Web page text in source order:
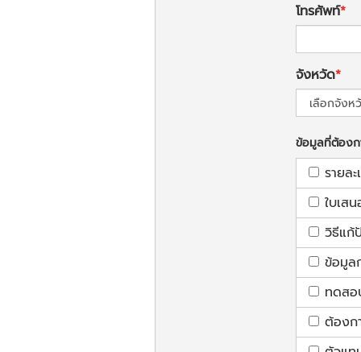
โทรศัพท์
จังหวัด
ข้อมูลที่ต้องก
รายล
ใบเส
วิธีแก้
ข้อมูล
ทดสอ
ต้องก